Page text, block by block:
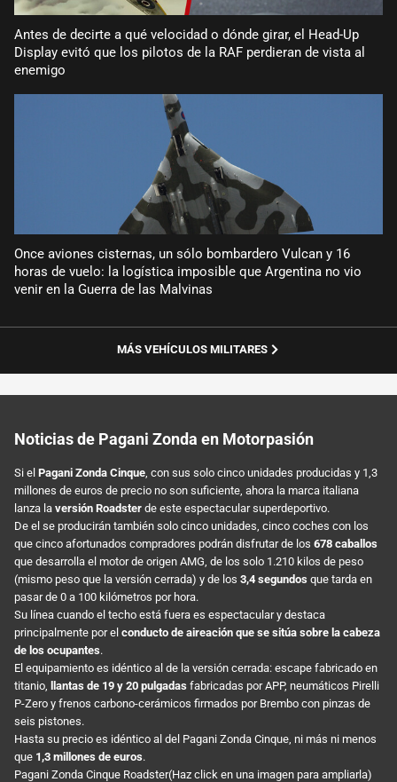
Antes de decirte a qué velocidad o dónde girar, el Head-Up
Display evitó que los pilotos de la RAF perdieran de vista al
enemigo
Once aviones cisternas, un sólo bombardero Vulcan y 16
horas de vuelo: la logística imposible que Argentina no vio
venir en la Guerra de las Malvinas
MÁS VEHÍCULOS MILITARES
Noticias de Pagani Zonda en Motorpasión
Si el Pagani Zonda Cinque , con sus solo cinco unidades producidas y 1,3
millones de euros de precio no son suficiente, ahora la marca italiana
lanza la versión Roadster de este espectacular superdeportivo.
De el se producirán también solo cinco unidades, cinco coches con los
que cinco afortunados compradores podrán disfrutar de los 678 caballos
que desarrolla el motor de origen AMG, de los solo 1.210 kilos de peso
(mismo peso que la versión cerrada) y de los 3,4 segundos que tarda en
pasar de 0 a 100 kilómetros por hora.
Su línea cuando el techo está fuera es espectacular y destaca
principalmente por el conducto de aireación que se sitúa sobre la cabeza
de los ocupantes.
El equipamiento es idéntico al de la versión cerrada: escape fabricado en
titanio,
llantas de 19 y 20 pulgadas fabricadas por APP, neumáticos Pirelli
P-Zero y frenos carbono-cerámicos firmados por Brembo con pinzas de
seis pistones.
Hasta su precio es idéntico al del Pagani Zonda Cinque, ni más ni menos
que 1,3 millones de euros.
Pagani Zonda Cinque Roadster(Haz click en una imagen para ampliarla)